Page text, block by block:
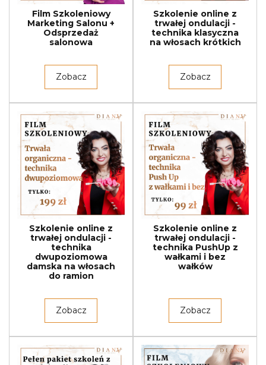
Film Szkoleniowy
Marketing Salonu +
Odsprzedaż
salonowa
Zobacz
Szkolenie online z
trwałej ondulacji -
technika klasyczna
na włosach krótkich
Zobacz
Szkolenie online z
trwałej ondulacji -
technika
dwupoziomowa
damska na włosach
do ramion
Zobacz
Szkolenie online z
trwałej ondulacji -
technika PushUp z
wałkami i bez
wałków
Zobacz